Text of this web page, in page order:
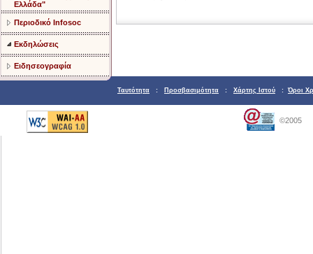
Ελλάδα"
Περιοδικό Infosoc
Εκδηλώσεις
Ειδησεογραφία
Ταυτότητα : Προσβασιμότητα : Χάρτης Ιστού : Όροι
©2005